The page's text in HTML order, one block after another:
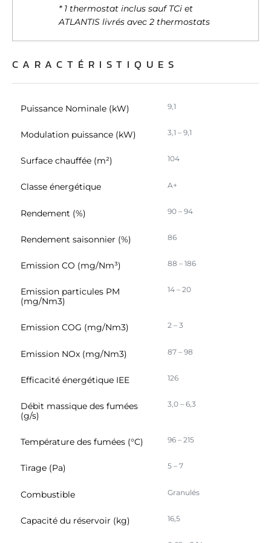
ou qu'ils ont collectées lors de votre utilisation de leurs
* 1 thermostat inclus sauf TCi et
ATLANTIS livrés avec 2 thermostats
CARACTÉRISTIQUES
Puissance Nominale (kW) 9,1
Modulation puissance (kW) 3,1 – 9,1
Surface chauffée (m²) 104
Classe énergétique A+
Rendement (%) 90 – 94
Rendement saisonnier (%) 86
Emission CO (mg/Nm³) 88 – 186
Emission particules PM
(mg/Nm3)
14 – 20
Emission COG (mg/Nm3) 2 – 3
Emission NOx (mg/Nm3) 87 – 98
Efficacité énergétique IEE 126
Débit massique des fumées
(g/s)
3,0 – 6,3
Température des fumées (°C) 96 – 215
Tirage (Pa) 5 – 7
Combustible Granulés
Capacité du réservoir (kg) 16,5